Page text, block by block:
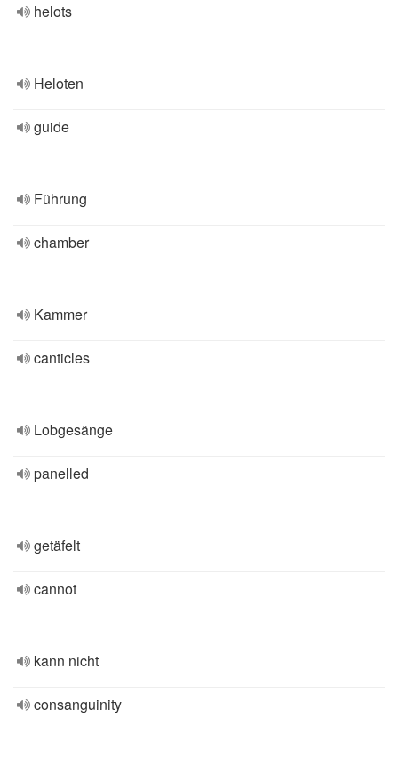
helots
Heloten
guide
Führung
chamber
Kammer
canticles
Lobgesänge
panelled
getäfelt
cannot
kann nicht
consanguinity